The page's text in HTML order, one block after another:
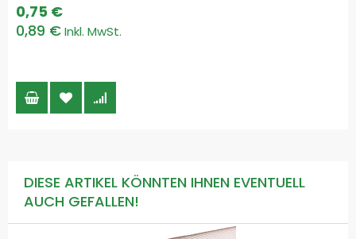
0,89 €
0,75 €
DIESE ARTIKEL KÖNNTEN IHNEN EVENTUELL
AUCH GEFALLEN!